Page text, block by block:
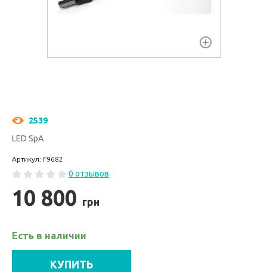
2539
LED SpA
Артикул: F9682
0 отзывов
10 800 грн
Есть в наличии
КУПИТЬ